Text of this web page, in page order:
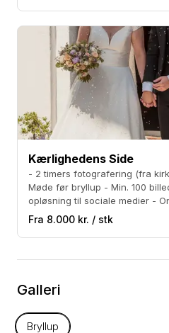
Kærlighedens Side
- 2 timers fotografering (fra
Møde før bryllup - Min. 100
opløsning til sociale medier -
á 10 billeder indenfor 1 uge.
Fra 8.000 kr. / stk
Galleri
Bryllup